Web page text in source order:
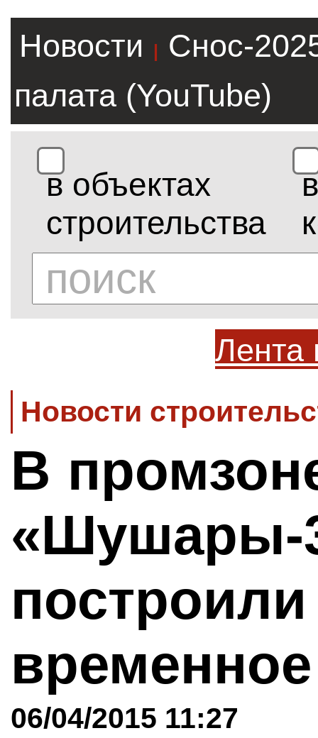
Новости |
Снос-
палата (YouTube)
в объектах
строительства
в
Лента
Новости
В
«Шушары-
06/04/2015 11:27